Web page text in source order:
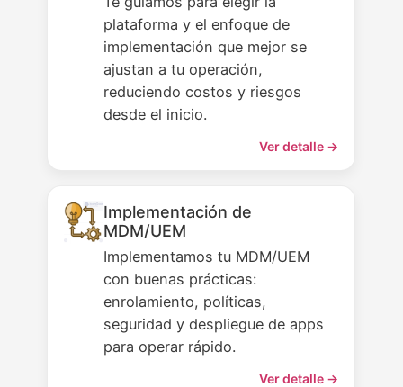
plataforma y el enfoque de
implementación que mejor se
ajustan a tu operación,
reduciendo costos y riesgos
desde el inicio.
Ver detalle →
Implementación de
MDM/UEM
Implementamos tu MDM/UEM
con buenas prácticas:
enrolamiento, políticas,
seguridad y despliegue de apps
para operar rápido.
Ver detalle →